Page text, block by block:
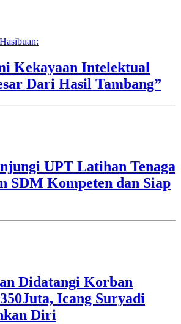
Kekayaan Intelektual
Dari Hasil Tambang”
UPT Latihan Tenaga
SDM Kompeten dan Siap
Didatangi Korban
Icang Suryadi
Diri